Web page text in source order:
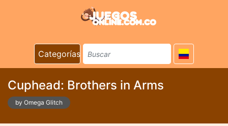
Categorías
Cuphead: Brothers in Arms
by Omega Glitch